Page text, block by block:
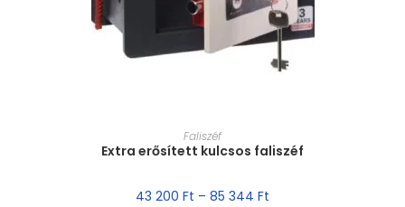
MÉRET VÁLASZTÁSA
Faliszéf
Extra erősített kulcsos faliszéf
43 200 Ft – 85 344 Ft